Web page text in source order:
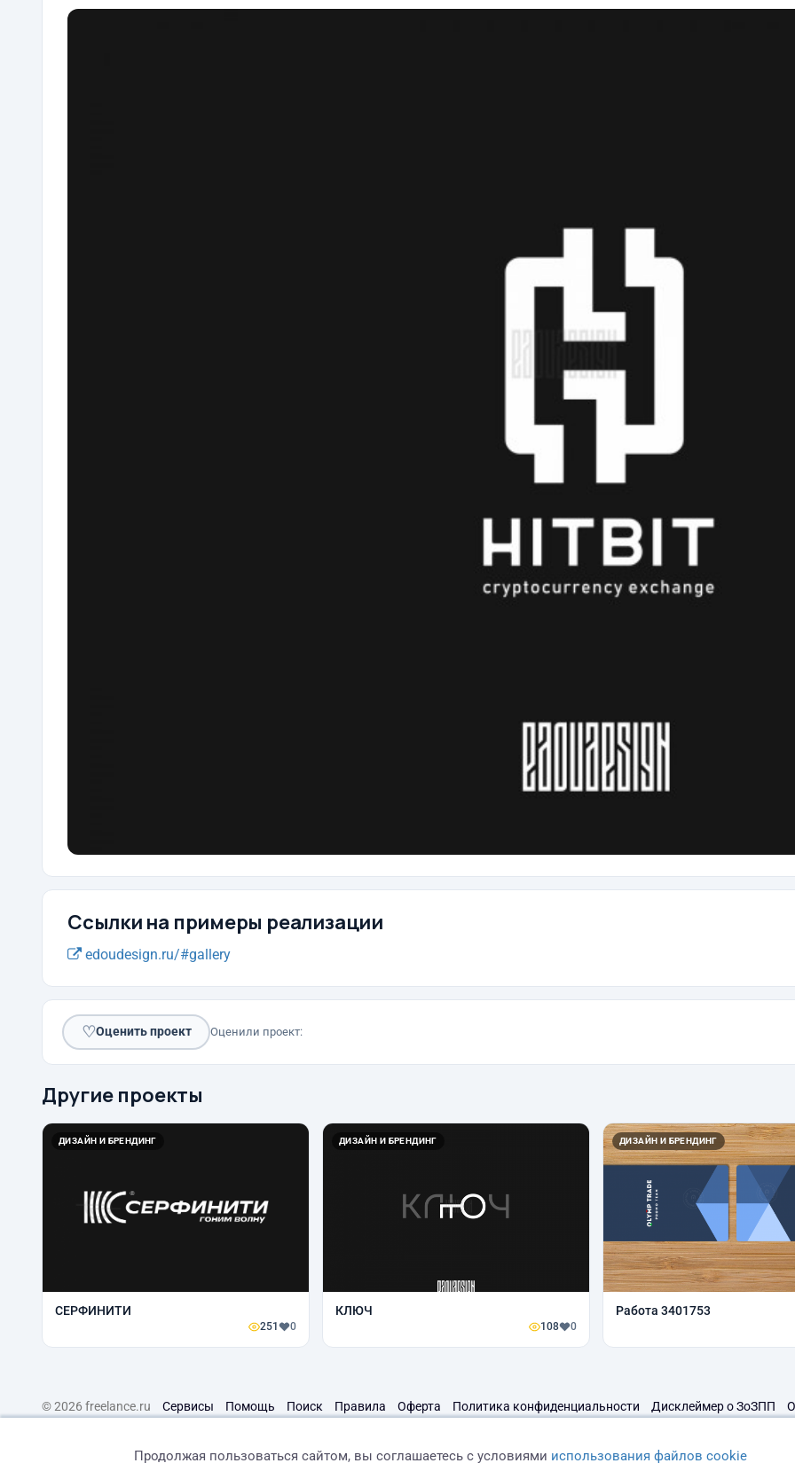
Ссылки на примеры реализации
edoudesign.ru/#gallery
♡Оценить проект Оценили проект:
Другие проекты
ДИЗАЙН И БРЕНДИНГ
СЕРФИНИТИ
251 0
ДИЗАЙН И БРЕНДИНГ
КЛЮЧ
108 0
ДИЗАЙН И БРЕНДИНГ
Работа 3401753
© 2026 freelance.ru Сервисы Помощь Поиск Правила Оферта Политика конфиденциальности Дисклеймер о ЗоЗПП
Продолжая пользоваться сайтом, вы соглашаетесь с условиями использования файлов cookie